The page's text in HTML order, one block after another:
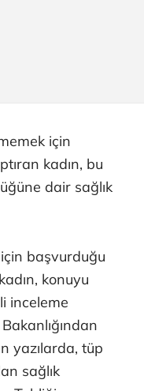
için
kadın, bu
dair sağlık
başvurduğu
konuyu
inceleme
yazılarda, tüp
sağlık